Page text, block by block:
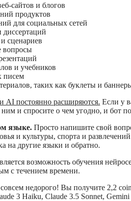
сайтов и блогов
продуктов
для социальных сетей
сценариев
вопросы
и учебников
писем
таких как буклеты и
AI постоянно расширяются. Если у
и спросите о чем угодно, и бот
языке. Просто напишите свой
и культуры, спорта и
на другие языки и обратно.
возможность обучения
с течением времени.
недорого! Вы получите 2,2
3 Haiku, Claude 3.5 Sonnet,